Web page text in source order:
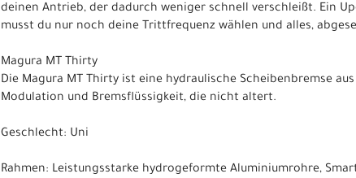
deinen Antrieb, der dadurch weniger schnell verschleißt. Ein
musst du nur noch deine Trittfrequenz wählen und alles,
Magura MT Thirty
Die Magura MT Thirty ist eine hydraulische Scheibenbremse
Modulation und Bremsflüssigkeit, die nicht altert.
Geschlecht: Uni
Rahmen: Leistungsstarke hydrogeformte Aluminiumrohre,